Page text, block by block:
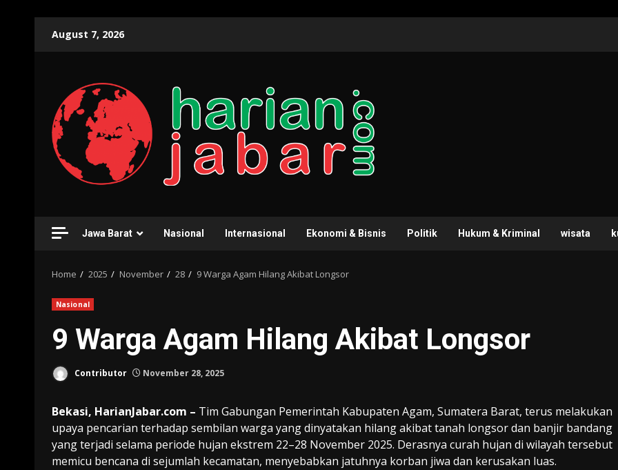
August 7, 2026
Jawa Barat Nasional Internasional Ekonomi & Bisnis Politik Hukum & Kriminal wisata
Home 2025 November 28 9 Warga Agam Hilang Akibat Longsor
Nasional
9 Warga Agam Hilang Akibat Longsor
Contributor November 28, 2025
Bekasi, HarianJabar.com – Tim Gabungan Pemerintah Kabupaten Agam, Sumatera Barat, terus melakukan
upaya pencarian terhadap sembilan warga yang dinyatakan hilang akibat tanah longsor dan banjir bandang
yang terjadi selama periode hujan ekstrem 22–28 November 2025. Derasnya curah hujan di wilayah tersebut
memicu bencana di sejumlah kecamatan, menyebabkan jatuhnya korban jiwa dan kerusakan luas.